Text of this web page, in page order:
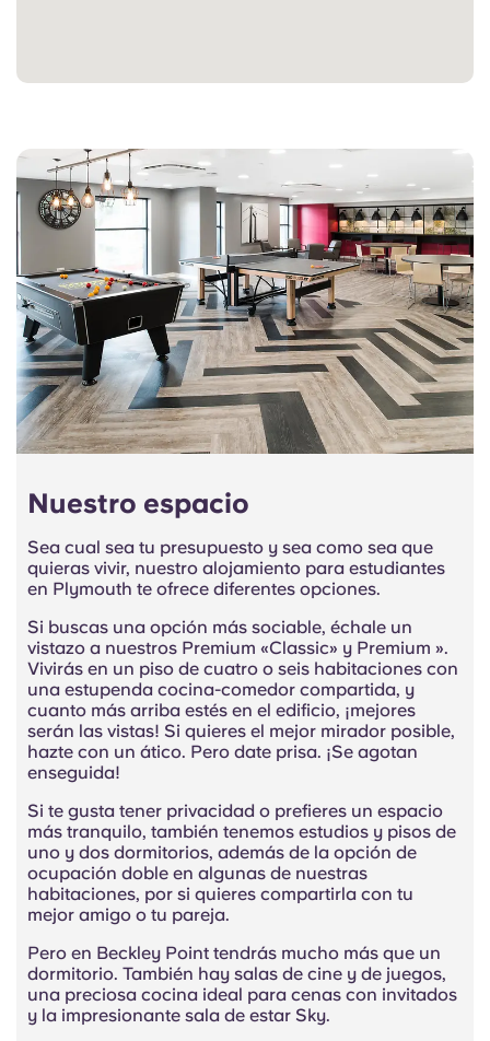
Nuestro espacio
Sea cual sea tu presupuesto y sea como sea que
quieras vivir, nuestro alojamiento para estudiantes
en Plymouth te ofrece diferentes opciones.
Si buscas una opción más sociable, échale un
vistazo a nuestros Premium «Classic» y Premium ».
Vivirás en un piso de cuatro o seis habitaciones con
una estupenda cocina-comedor compartida, y
cuanto más arriba estés en el edificio, ¡mejores
serán las vistas! Si quieres el mejor mirador posible,
hazte con un ático. Pero date prisa. ¡Se agotan
enseguida!
Si te gusta tener privacidad o prefieres un espacio
más tranquilo, también tenemos estudios y pisos de
uno y dos dormitorios, además de la opción de
ocupación doble en algunas de nuestras
habitaciones, por si quieres compartirla con tu
mejor amigo o tu pareja.
Pero en Beckley Point tendrás mucho más que un
dormitorio. También hay salas de cine y de juegos,
una preciosa cocina ideal para cenas con invitados
y la impresionante sala de estar Sky.